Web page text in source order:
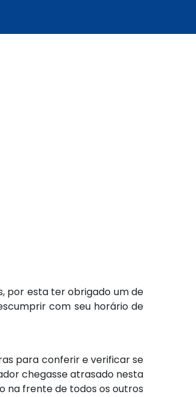
por esta ter obrigado um de
com seu horário de
para conferir e verificar se
chegasse atrasado nesta
na frente de todos os outros